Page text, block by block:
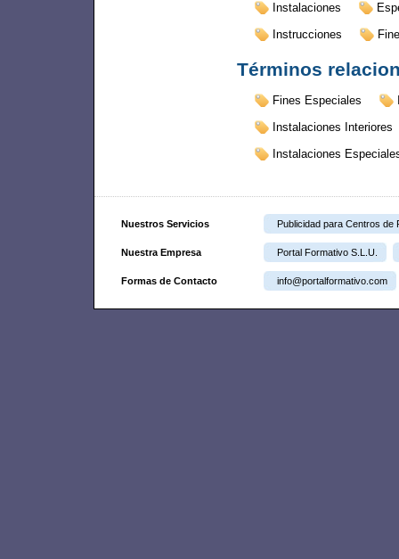
Instalaciones
Instrucciones
Términos
Fines Especiales
Instalaciones Interiores
Instalaciones
Nuestros Servicios Publicidad para Centros de
Nuestra Empresa Portal Formativo S.L.U.
Formas de Contacto info@portalformativo.com